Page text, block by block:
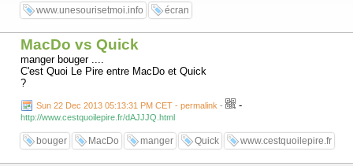
www.unesourisetmoi.info
écran
MacDo vs Quick
manger bouger ....
C'est Quoi Le Pire entre MacDo et Quick
?
Sun 22 Dec 2013 05:13:31 PM CET - permalink - -
http://www.cestquoilepire.fr/dAJJJQ.html
bouger MacDo manger Quick www.cestquoilepire.fr